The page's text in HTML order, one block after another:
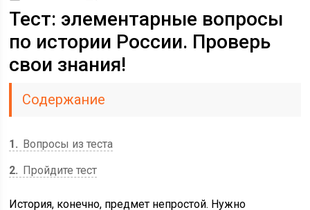
Тест: элементарные вопросы
по истории России. Проверь
свои знания!
Содержание
1
Вопросы из теста
2
Пройдите тест
История, конечно, предмет непростой. Нужно